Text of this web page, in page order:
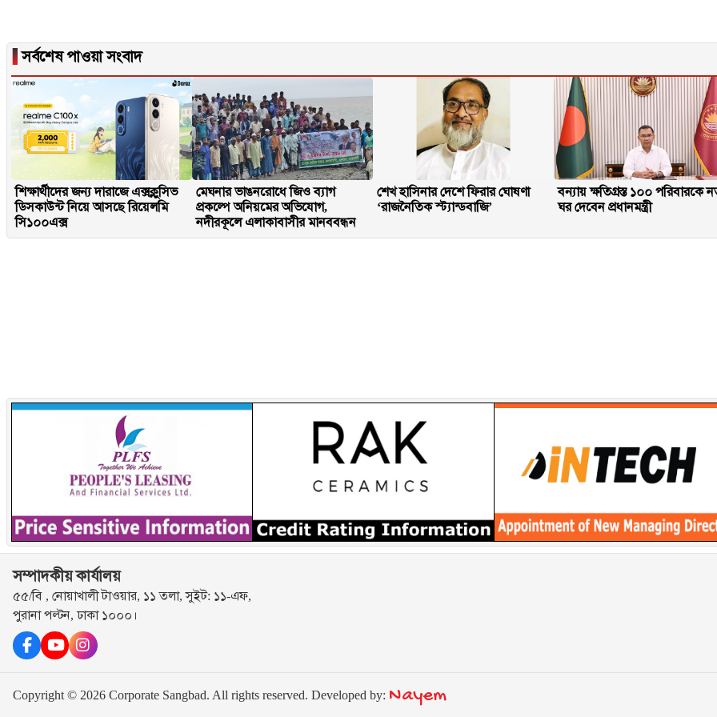
▐সর্বশেষ পাওয়া সংবাদ
শিক্ষার্থীদের জন্য দারাজে এক্সক্লুসিভ
ডিসকাউন্ট নিয়ে আসছে রিয়েলমি
সি১০০এক্স
মেঘনার ভাঙনরোধে জিও ব্যাগ
প্রকল্পে অনিয়মের অভিযোগ,
নদীরকূলে এলাকাবাসীর মানববন্ধন
শেখ হাসিনার দেশে ফিরার ঘোষণা
‘রাজনৈতিক স্ট্যান্ডবাজি’
বন্যায় ক্ষতিগ্রস্ত ১০০ পরিবারকে
ঘর দেবেন প্রধানমন্ত্রী
সম্পাদকীয় কার্যালয়
৫৫/বি , নোয়াখালী টাওয়ার, ১১ তলা, সুইট: ১১-এফ,
পুরানা পল্টন, ঢাকা ১০০০।
Copyright © 2026 Corporate Sangbad. All rights reserved. Developed by: Nayem